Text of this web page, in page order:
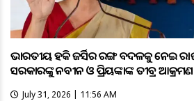
ଭାରତୀୟ ହକି ଜର୍ସିର ରଙ୍ଗ ବଦଳକୁ ନେଇ
ସରକାରଙ୍କୁ ନବୀନ ଓ ପ୍ରିୟଙ୍କାଙ୍କ ତୀବ୍ର ଆକ୍ରମଣ
July 31, 2026 | 11:56 AM